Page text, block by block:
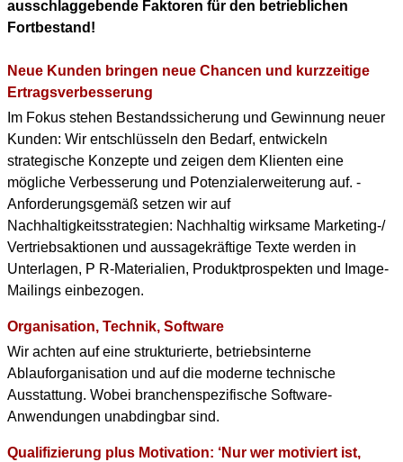
ausschlaggebende Faktoren für den betrieblichen
Fortbestand!
Neue Kunden bringen neue Chancen und kurzzeitige
Ertragsverbesserung
Im Fokus stehen Bestandssicherung und Gewinnung neuer
Kunden: Wir entschlüsseln den Bedarf, entwickeln
strategische Konzepte und zeigen dem Klienten eine
mögliche Verbesserung und Potenzialerweiterung auf. -
Anforderungsgemäß setzen wir auf
Nachhaltigkeitsstrategien: Nachhaltig wirksame Marketing-/
Vertriebsaktionen und aussagekräftige Texte werden in
Unterlagen, P R-Materialien, Produktprospekten und Image-
Mailings einbezogen.
Organisation, Technik, Software
Wir achten auf eine strukturierte, betriebsinterne
Ablauforganisation und auf die moderne technische
Ausstattung. Wobei branchenspezifische Software-
Anwendungen unabdingbar sind.
Qualifizierung plus Motivation: ‘Nur wer motiviert ist,